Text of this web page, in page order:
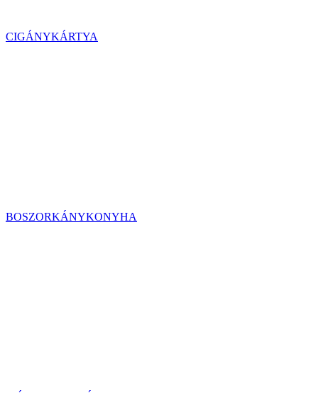
CIGÁNYKÁRTYA
BOSZORKÁNYKONYHA